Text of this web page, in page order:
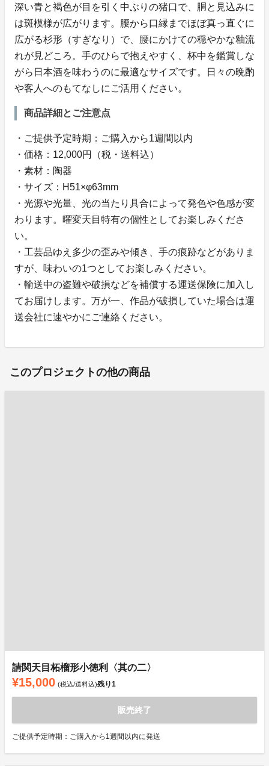
深い青と褐色が目を引く中ぶりの猪口で、胴と見込みに
は斑模様が広がります。腰から口縁までほぼ真っ直ぐに
広がる杉形（すぎなり）で、腰にかけての穏やかな釉流
れが見どころ。手のひらで抱えやすく、杯中を鑑賞しな
がら日本酒を味わうのに最適なサイズです。日々の晩酌
や客人へのもてなしにご活用ください。
商品詳細とご注意点
・ご提供予定時期：ご購入から1週間以内
・価格：12,000円（税・送料込）
・素材：陶器
・サイズ：H51×φ63mm
・光源や光量、光の当たり具合によって発色や色感が変
わります。曜変天目特有の個性としてお楽しみくださ
い。
・工芸品ゆえ多少の歪みや傾き、手の痕跡などがありま
すが、味わいの1つとしてお楽しみください。
・輸送中の盗難や破損などを補償する運送保険に加入し
てお届けします。万が一、作品が破損していた場合は運
送会社に速やかにご連絡ください。
このプロジェクトの他の商品
請関天目柘榴形小徳利〈其の二〉
¥15,000 (税込/送料込)残り1
販売終了
ご提供予定時期：ご購入から1週間以内に発送